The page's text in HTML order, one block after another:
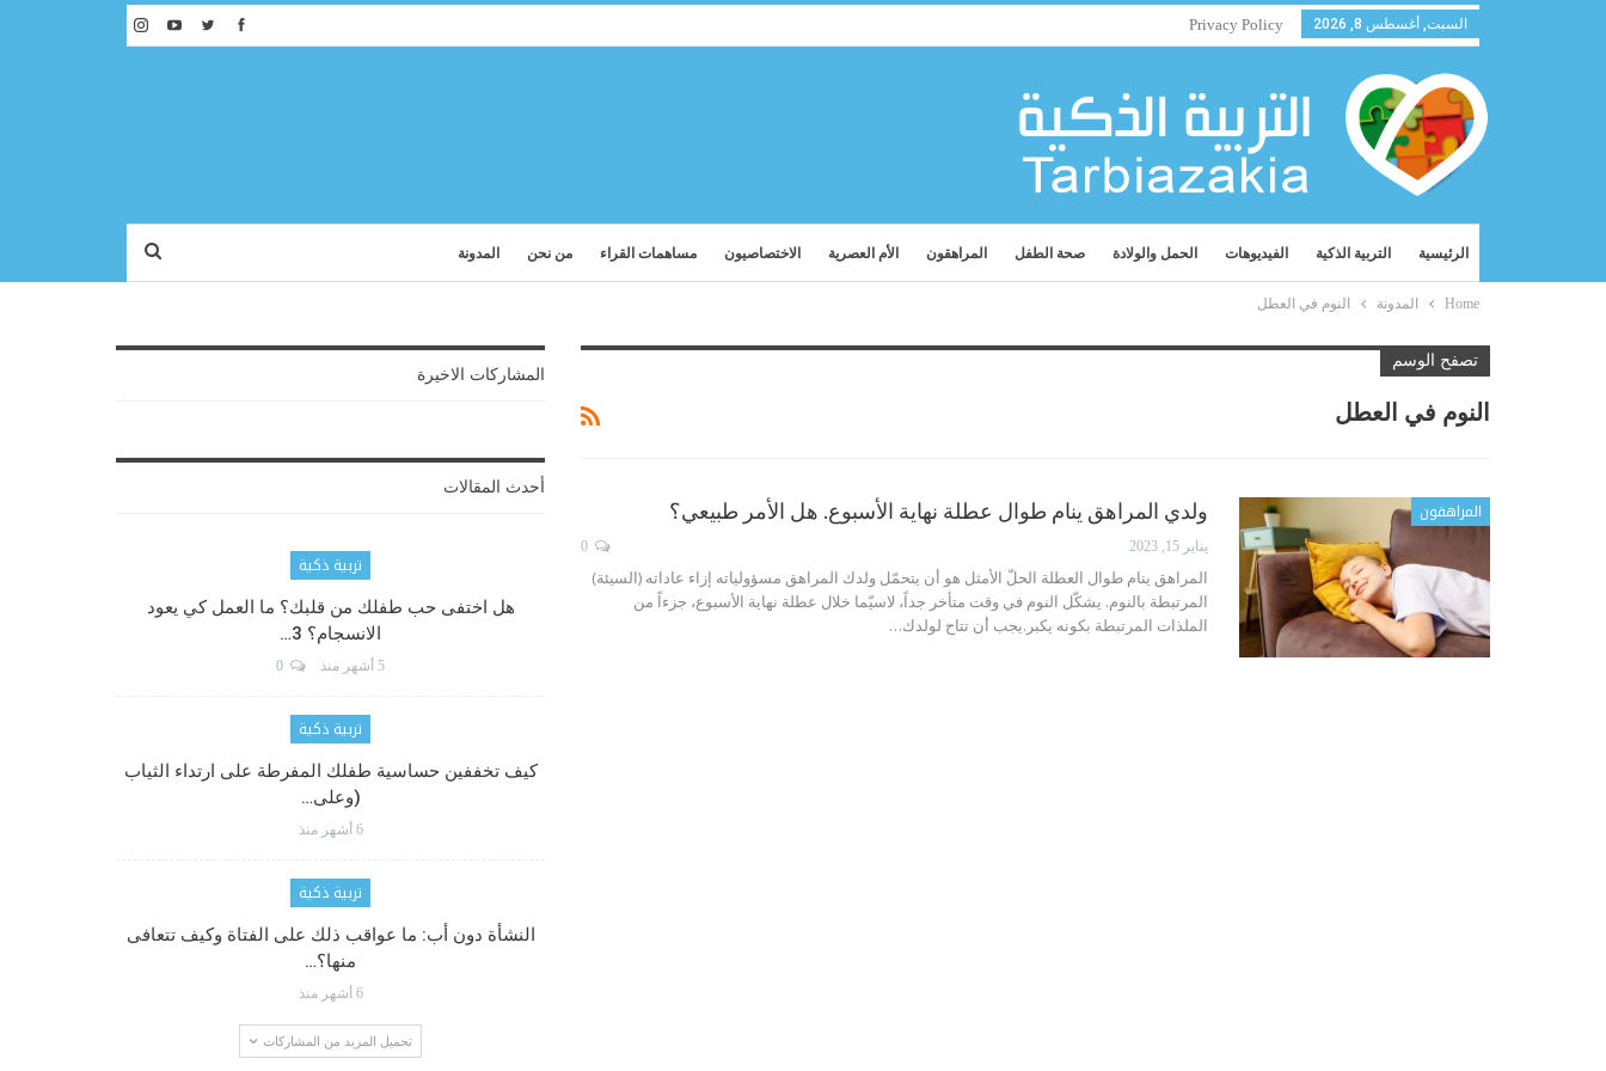
السبت, أغسطس 8, 2026 Privacy Policy
الرئيسية التربية الذكية الفيديوهات الحمل والولادة صحة الطفل المراهقون الأم العصرية الاختصاصيون مساهمات القراء من نحن المدونة
Home المدونة النوم في العطل
تصفح الوسم
النوم في العطل
المراهقون ولدي المراهق ينام طوال عطلة نهاية الأسبوع. هل الأمر طبيعي؟
يناير 15, 2023
المراهق ينام طوال العطلة الحلّ الأمثل هو أن يتحمّل ولدك المراهق مسؤولياته إزاء عاداته (السيئة)
المرتبطة بالنوم. يشكّل النوم في وقت متأخر جداً، لاسيّما خلال عطلة نهاية الأسبوع، جزءاً من
الملذات المرتبطة بكونه يكبر.يجب أن تتاح لولدك…
المشاركات الاخيرة
أحدث المقالات
تربية ذكية
هل اختفى حب طفلك من قلبك؟ ما العمل كي يعود
الانسجام؟ 3…
5 أشهر منذ
تربية ذكية
كيف تخففين حساسية طفلك المفرطة على ارتداء الثياب
(وعلى…
6 أشهر منذ
تربية ذكية
النشأة دون أب: ما عواقب ذلك على الفتاة وكيف تتعافى
منها؟…
6 أشهر منذ
تحميل المزيد من المشاركات